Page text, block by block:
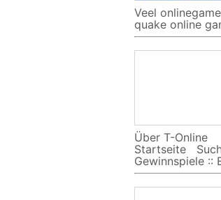
Veel
quake online
Über T-
Startseite
Gewinnspiele ::